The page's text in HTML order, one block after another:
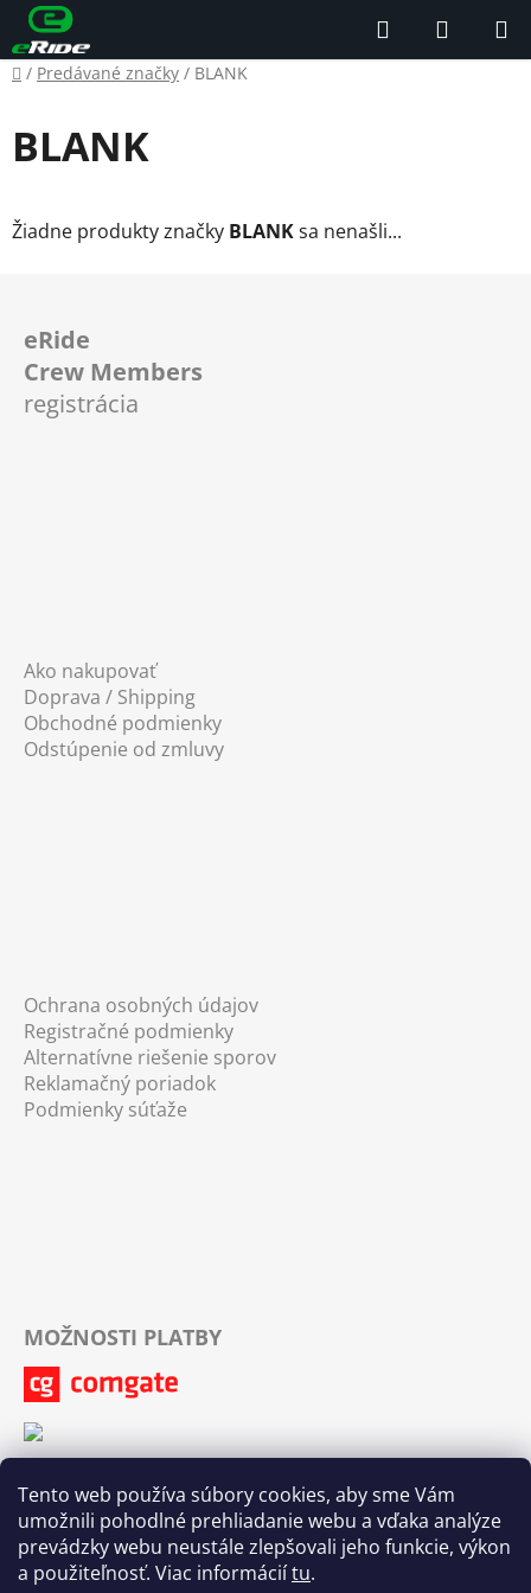
Tento web používa súbory cookies, aby sme Vám
umožnili pohodlné prehliadanie webu a vďaka analýze
prevádzky webu neustále zlepšovali jeho funkcie, výkon
a použiteľnosť. Viac informáciítu.
Prejsť
na
obsah
Hľadať
KOŠÍK
Domov
/ Predávané značky / BLANK
BLANK
Žiadne produkty značky BLANKsa nenašli...
eRide
Crew Members
registrácia
Ako nakupovať
Doprava / Shipping
Obchodné podmienky
Odstúpenie od zmluvy
Ochrana osobných údajov
Registračné podmienky
Alternatívne riešenie sporov
Reklamačný poriadok
Podmienky súťaže
MOŽNOSTI PLATBY